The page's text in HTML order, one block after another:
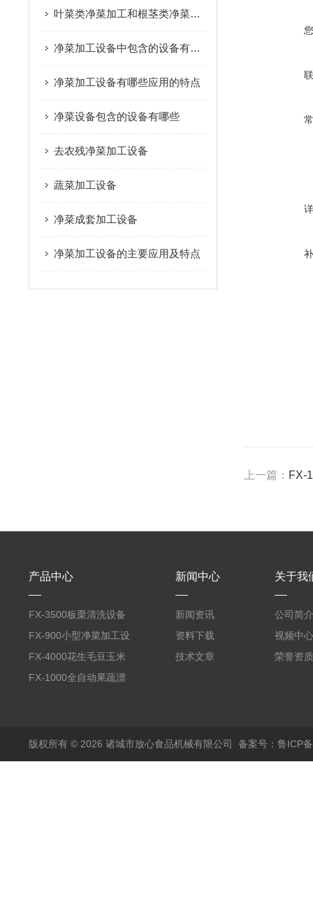
叶菜类净菜加工和根茎类净菜加工这个两种模式的区别是什么？
净菜加工设备中包含的设备有哪些
净菜加工设备有哪些应用的特点
净菜设备包含的设备有哪些
去农残净菜加工设备
蔬菜加工设备
净菜成套加工设备
净菜加工设备的主要应用及特点
上一篇： FX-
产品中心
FX-3500板栗清洗设备
全自动气泡清洗机
FX-900小型净菜加工设
备野菜清洗机
FX-4000花生毛豆玉米
蒸煮漂烫机
FX-1000全自动果蔬漂
新闻中心
新闻资讯
资料下载
技术文章
关于我
公司简介
视频中心
荣誉资质
版权所有 © 2026 诸城市放心食品机械有限公司 备案号：鲁ICP